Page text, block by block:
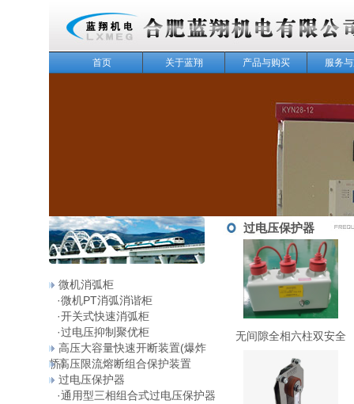
首页 关于蓝翔 产品与购买 服务
微机消弧柜
·微机PT消弧消谐柜
·开关式快速消弧柜
·过电压抑制聚优柜
高压大容量快速开断装置(爆炸
桥）高压限流熔断组合保护装置
过电压保护器
·通用型三相组合式过电压保护器
过电压保护器
无间隙全相六柱双安全